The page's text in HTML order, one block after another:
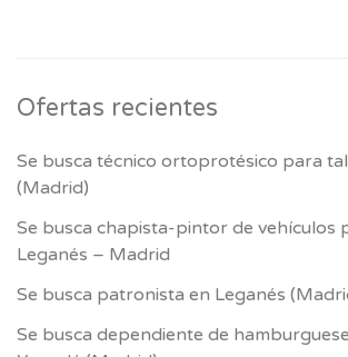
Ofertas recientes
Se busca técnico ortoprotésico para
(Madrid)
Se busca chapista-pintor de vehículos
Leganés – Madrid
Se busca patronista en Leganés
Se busca dependiente de